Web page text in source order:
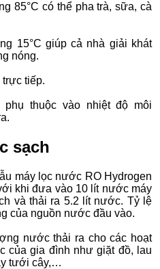
85°C có thể pha trà, sữa, cà
15°C giúp cả nhà giải khát
nóng.
tiếp.
thuộc vào nhiệt độ môi
sạch
máy lọc nước RO Hydrogen
khi đưa vào 10 lít nước máy
và thải ra 5.2 lít nước. Tỷ lệ
của nguồn nước đầu vào.
nước thải ra cho các hoạt
của gia đình như giặt đồ, lau
tưới cây,…